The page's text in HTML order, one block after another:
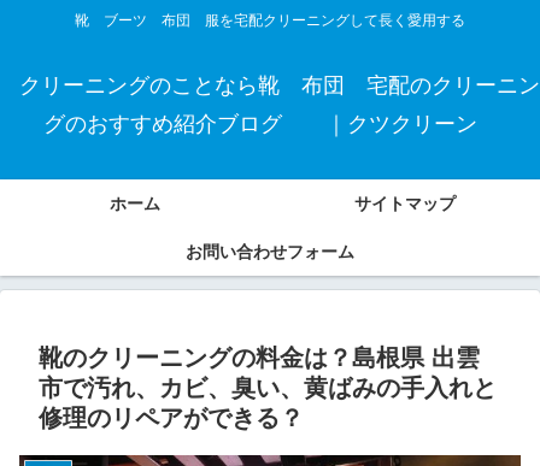
靴 ブーツ 布団 服を宅配クリーニングして長く愛用する
クリーニングのことなら靴 布団 宅配のクリーニン
グのおすすめ紹介ブログ ｜クツクリーン
ホーム サイトマップ
お問い合わせフォーム
靴のクリーニングの料金は？島根県 出雲
市で汚れ、カビ、臭い、黄ばみの手入れと
修理のリペアができる？